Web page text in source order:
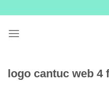
content
logo cantuc web 4